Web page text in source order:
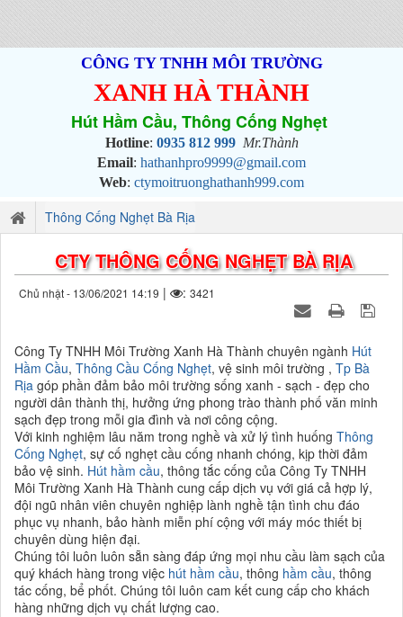
CÔNG TY TNHH MÔI TRƯỜNG
XANH HÀ THÀNH
Hút Hầm Cầu, Thông Cống Nghẹt
Hotline: 0935 812 999 Mr.Thành
Email: hathanhpro9999@gmail.com
Web: ctymoitruonghathanh999.com
Thông Cống Nghẹt Bà Rịa
CTY THÔNG CỐNG NGHẸT BÀ RỊA
Chủ nhật - 13/06/2021 14:19 | : 3421
Công Ty TNHH Môi Trường Xanh Hà Thành chuyên ngành Hút
Hầm Cầu, Thông Cầu Cống Nghẹt, vệ sinh môi trường , Tp Bà
Rịa góp phần đảm bảo môi trường sống xanh - sạch - đẹp cho
người dân thành thị, hưởng ứng phong trào thành phố văn minh
sạch đẹp trong mỗi gia đình và nơi công cộng.
Với kinh nghiệm lâu năm trong nghề và xử lý tình huống Thông
Cống Nghẹt, sự cố nghẹt cầu cống nhanh chóng, kịp thời đảm
bảo vệ sinh. Hút hầm cầu, thông tắc cống của Công Ty TNHH
Môi Trường Xanh Hà Thành cung cấp dịch vụ với giá cả hợp lý,
đội ngũ nhân viên chuyên nghiệp lành nghề tận tình chu đáo
phục vụ nhanh, bảo hành miễn phí cộng với máy móc thiết bị
chuyên dùng hiện đại.
Chúng tôi luôn luôn sẵn sàng đáp ứng mọi nhu cầu làm sạch của
quý khách hàng trong việc hút hầm cầu, thông hầm cầu, thông
tác cống, bể phốt. Chúng tôi luôn cam kết cung cấp cho khách
hàng những dịch vụ chất lượng cao.